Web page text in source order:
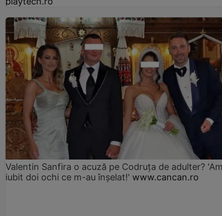
Valentin Sanfira o acuză pe Codruța de adulter?
iubit doi ochi ce m-au înșelat!' www.cancan.ro